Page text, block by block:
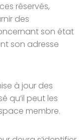
réservés,
des
son état
son adresse
à jour des
qu’il peut les
membre.